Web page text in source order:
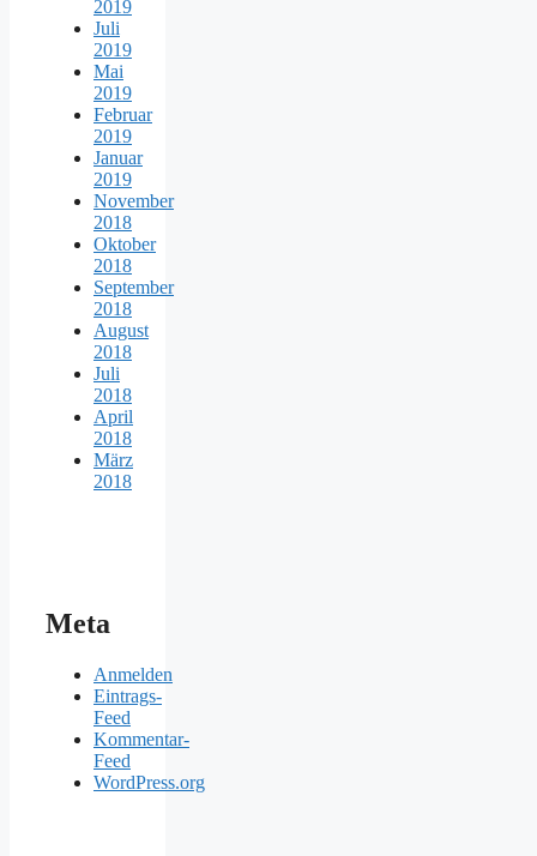
2019
Juli
2019
Mai
2019
Februar
2019
Januar
2019
November
2018
Oktober
2018
September
2018
August
2018
Juli
2018
April
2018
März
2018
Meta
Anmelden
Eintrags-
Feed
Kommentar-
Feed
WordPress.org